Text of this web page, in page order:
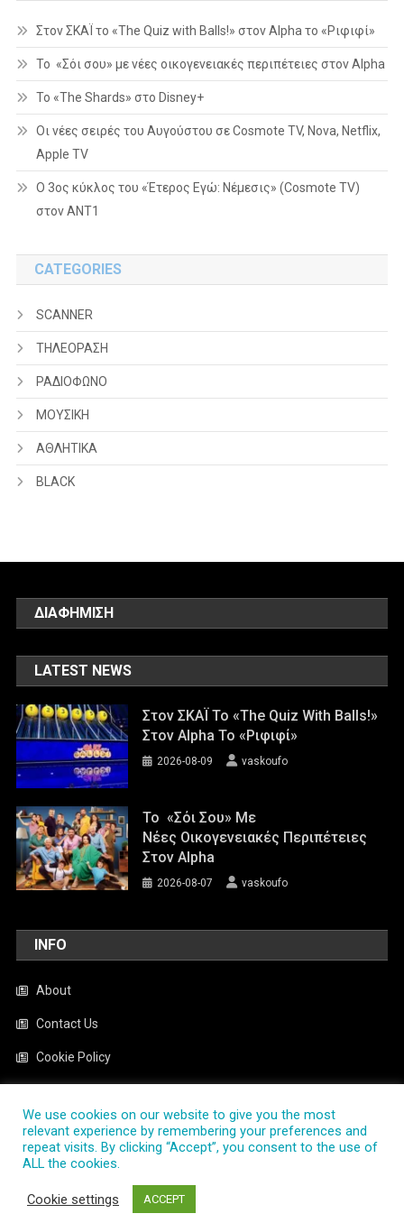
Στον ΣΚΑΪ το «The Quiz with Balls!» στον Alpha το «Ριφιφί»
Το «Σόι σου» με νέες οικογενειακές περιπέτειες στον Alpha
To «The Shards» στο Disney+
Οι νέες σειρές του Αυγούστου σε Cosmote TV, Nova, Netflix,
Apple TV
Ο 3ος κύκλος του «Έτερος Εγώ: Νέμεσις» (Cosmote TV)
στον ΑΝΤ1
CATEGORIES
SCANNER
ΤΗΛΕΟΡΑΣΗ
ΡΑΔΙΟΦΩΝΟ
ΜΟΥΣΙΚΗ
ΑΘΛΗΤΙΚΑ
BLACK
ΔΙΑΦΗΜΙΣΗ
LATEST NEWS
Στον ΣΚΑΪ Το «The Quiz With Balls!»
Στον Alpha Το «Ριφιφί»
2026-08-09 vaskoufo
Το «Σόι Σου» Με
Νέες Οικογενειακές Περιπέτειες
Στον Alpha
2026-08-07 vaskoufo
INFO
About
Contact Us
Cookie Policy
Privacy Policy
PlayTV.com.gr|Theme: News Portal by
We use cookies on our website to give you the most
relevant experience by remembering your preferences and
repeat visits. By clicking “Accept”, you consent to the use of
ALL the cookies.
Cookie settings ACCEPT